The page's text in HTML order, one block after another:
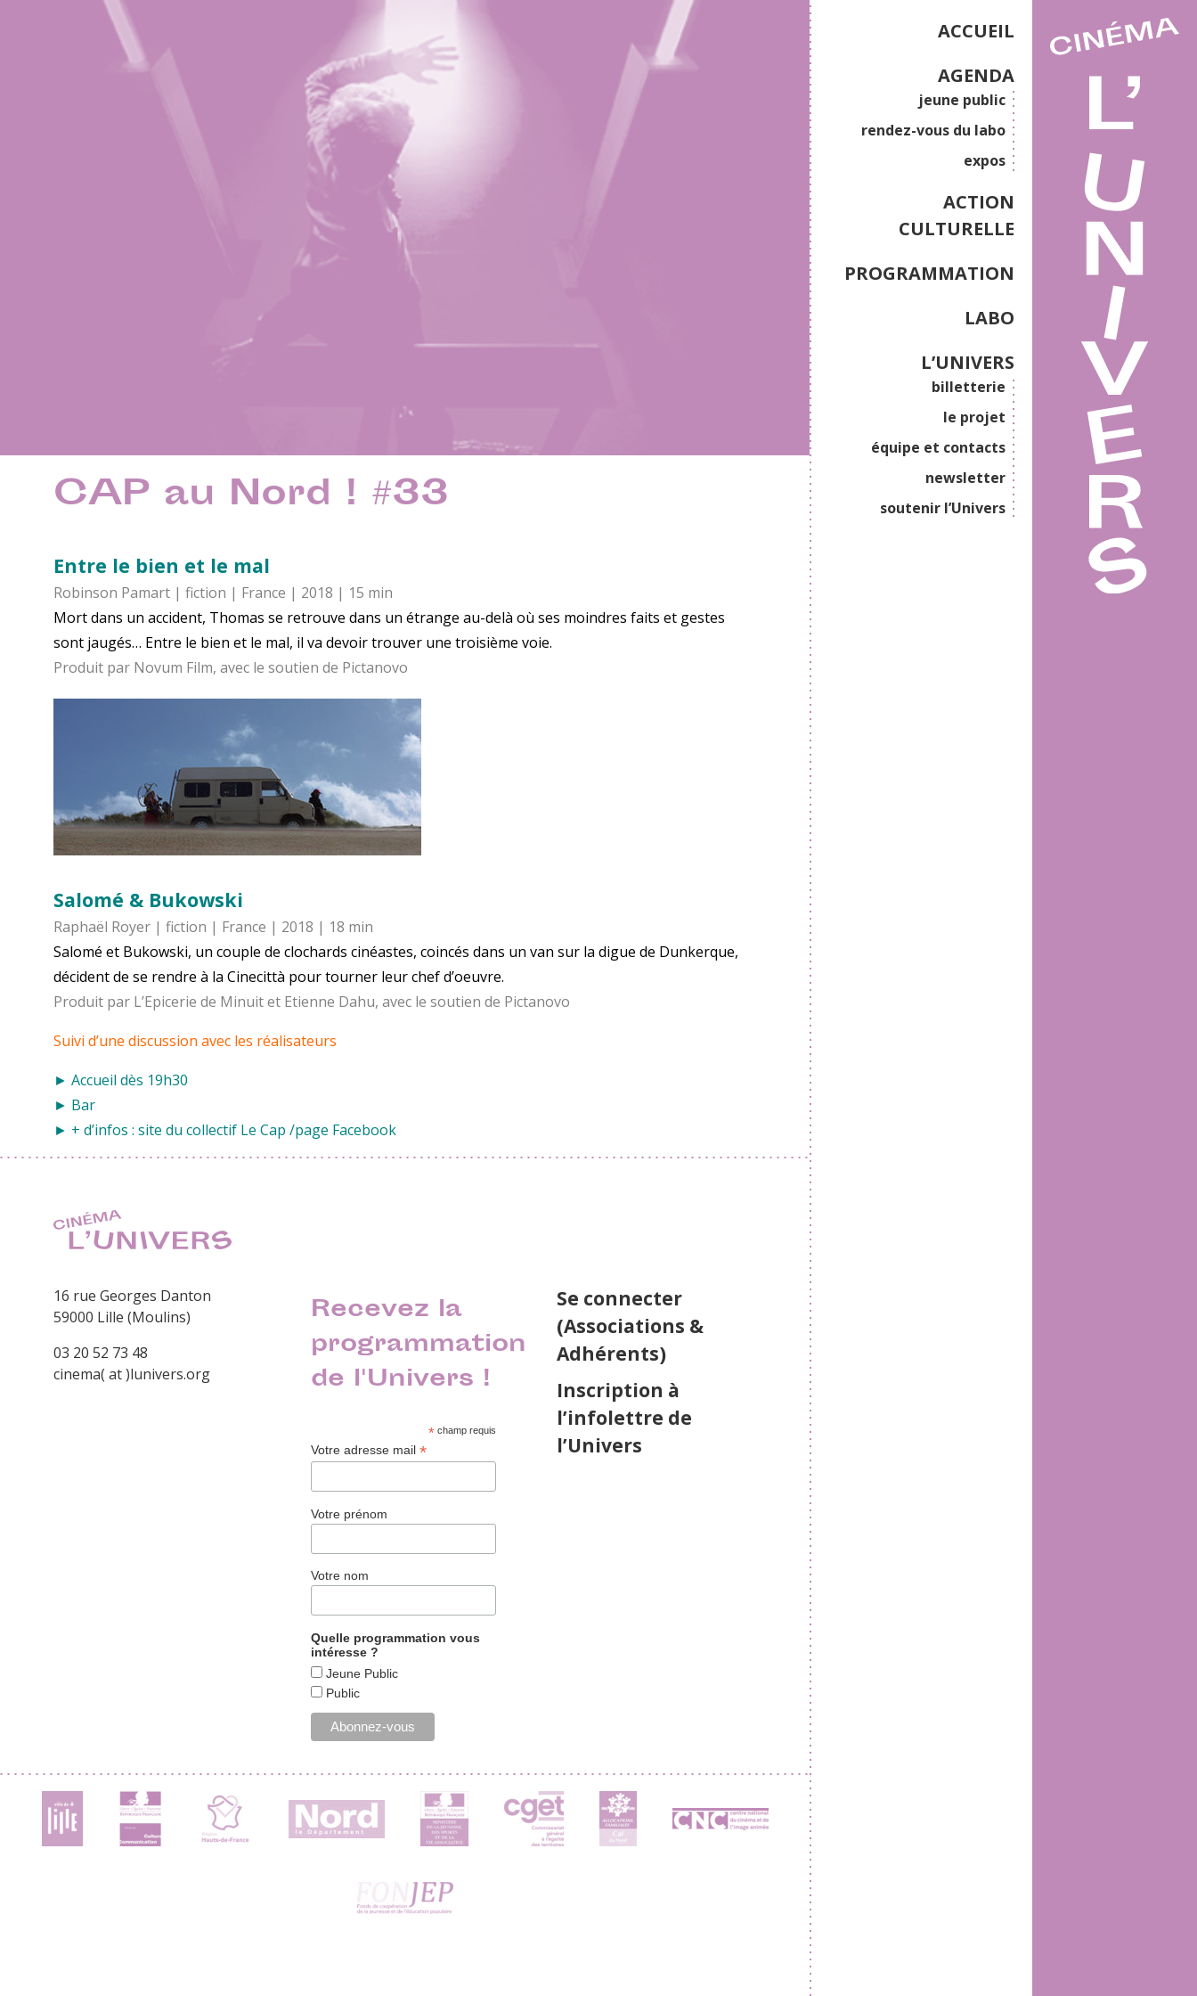
ACCUEIL
AGENDA
jeune public
rendez-vous du labo
expos
ACTION
CULTURELLE
PROGRAMMATION
LABO
L’UNIVERS
billetterie
le projet
équipe et contacts
newsletter
soutenir l’Univers
CAP au Nord ! #33
Entre le bien et le mal
Robinson Pamart | fiction | France | 2018 | 15 min
Mort dans un accident, Thomas se retrouve dans un étrange au-delà où ses moindres faits et gestes
sont jaugés… Entre le bien et le mal, il va devoir trouver une troisième voie.
Produit par Novum Film, avec le soutien de Pictanovo
Salomé & Bukowski
Raphaël Royer | fiction | France | 2018 | 18 min
Salomé et Bukowski, un couple de clochards cinéastes, coincés dans un van sur la digue de Dunkerque,
décident de se rendre à la Cinecittà pour tourner leur chef d’oeuvre.
Produit par L’Epicerie de Minuit et Etienne Dahu, avec le soutien de Pictanovo
Suivi d’une discussion avec les réalisateurs
► Accueil dès 19h30
► Bar
► + d’infos : site du collectif Le Cap /page Facebook
16 rue Georges Danton
59000 Lille (Moulins)
03 20 52 73 48
cinema( at )lunivers.org
Recevez la
programmation
de l'Univers !
*champ requis
Votre adresse mail*
Votre prénom
Votre nom
Quelle programmation vous
intéresse ?
Jeune Public
Public
Se connecter
(Associations &
Adhérents)
Inscription à
l’infolettre de
l’Univers